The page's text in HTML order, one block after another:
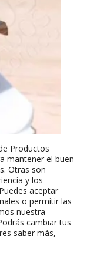
y Linterna –
Productos
mantener el buen
Otras son
y los
aceptar
o permitir las
nuestra
cambiar tus
saber más,